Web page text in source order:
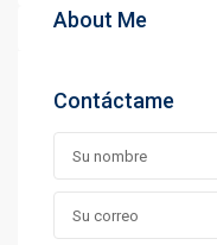
About Me
Contáctame